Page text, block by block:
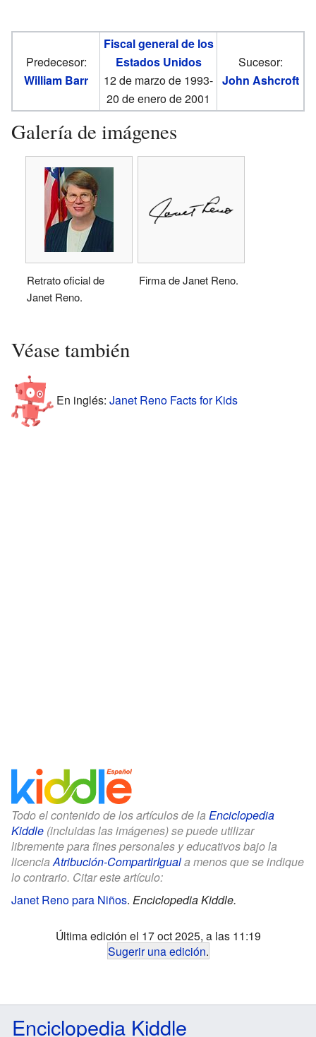
Predecesor:
William Barr
Fiscal general de los
Estados Unidos
12 de marzo de 1993-
20 de enero de 2001
Sucesor:
John Ashcroft
Galería de imágenes
Retrato oficial de
Janet Reno.
Firma de Janet Reno.
Véase también
En inglés: Janet Reno Facts for Kids
Todo el contenido de los artículos de la Enciclopedia
Kiddle (incluidas las imágenes) se puede utilizar
libremente para fines personales y educativos bajo la
licenciaAtribución-CompartirIguala menos que se indique
lo contrario. Citar este artículo:
Janet Reno para Niños. Enciclopedia Kiddle.
Última edición el 17 oct 2025, a las 11:19
Sugerir una edición.
Enciclopedia Kiddle